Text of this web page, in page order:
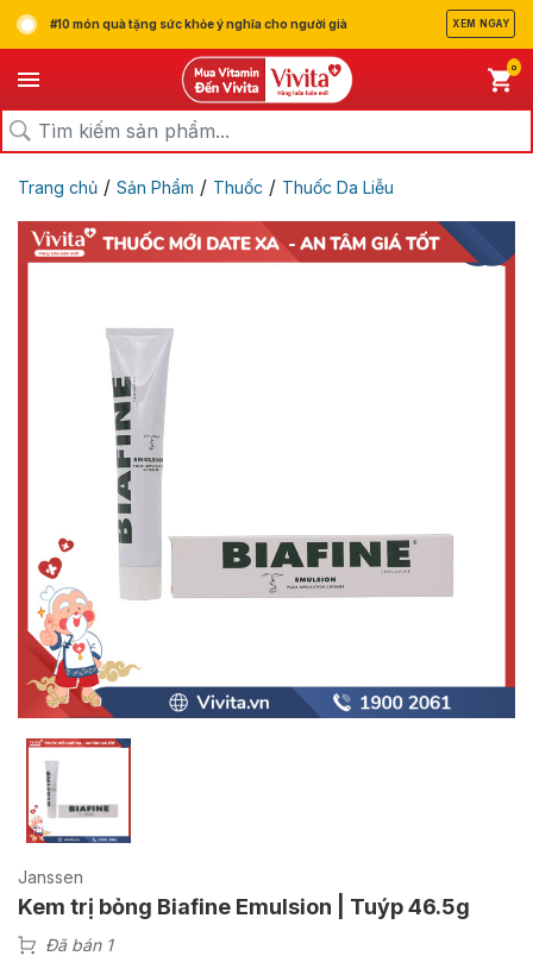
#10 món quà tặng sức khỏe ý nghĩa cho người già XEM NGAY
0
Trang chủ / Sản Phẩm / Thuốc / Thuốc Da Liễu
Janssen
Kem trị bỏng Biafine Emulsion | Tuýp 46.5g
Đã bán 1